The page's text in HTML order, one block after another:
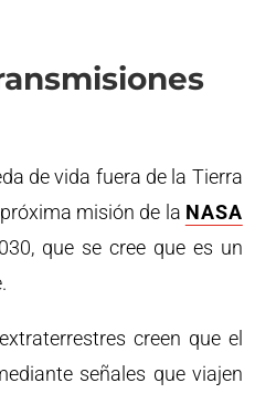
de vida fuera de la Tierra
misión de la NASA
que se cree que es un
creen que el
señales que viajen